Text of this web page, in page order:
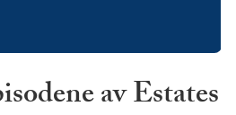
av Estates